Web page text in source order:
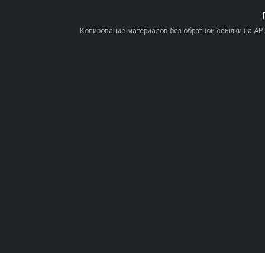
Копирование материалов без обратной ссылки на